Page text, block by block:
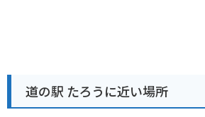
道の駅 たろうに近い場所